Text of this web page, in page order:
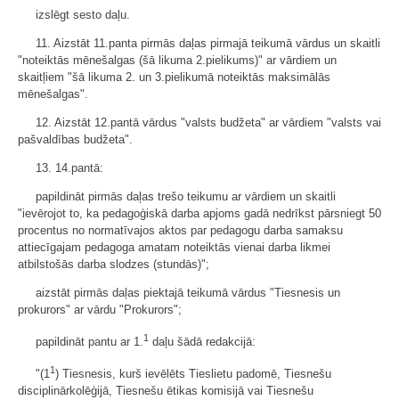
izslēgt sesto daļu.
11. Aizstāt 11.panta pirmās daļas pirmajā teikumā vārdus un skaitli
"noteiktās mēnešalgas (šā likuma 2.pielikums)" ar vārdiem un
skaitļiem "šā likuma 2. un 3.pielikumā noteiktās maksimālās
mēnešalgas".
12. Aizstāt 12.pantā vārdus "valsts budžeta" ar vārdiem "valsts vai
pašvaldības budžeta".
13. 14.pantā:
papildināt pirmās daļas trešo teikumu ar vārdiem un skaitli
"ievērojot to, ka pedagoģiskā darba apjoms gadā nedrīkst pārsniegt 50
procentus no normatīvajos aktos par pedagogu darba samaksu
attiecīgajam pedagoga amatam noteiktās vienai darba likmei
atbilstošās darba slodzes (stundās)";
aizstāt pirmās daļas piektajā teikumā vārdus "Tiesnesis un
prokurors" ar vārdu "Prokurors";
papildināt pantu ar 1. 1 daļu šādā redakcijā:
"(11) Tiesnesis, kurš ievēlēts Tieslietu padomē, Tiesnešu
disciplinārkolēģijā, Tiesnešu ētikas komisijā vai Tiesnešu